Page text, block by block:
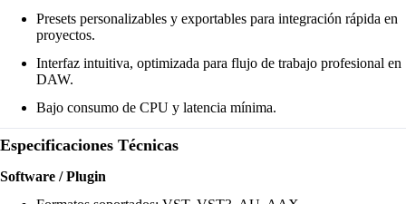
Presets personalizables y exportables para integración rápida en
proyectos.
Interfaz intuitiva, optimizada para flujo de trabajo profesional en
DAW.
Bajo consumo de CPU y latencia mínima.
Especificaciones Técnicas
Software / Plugin